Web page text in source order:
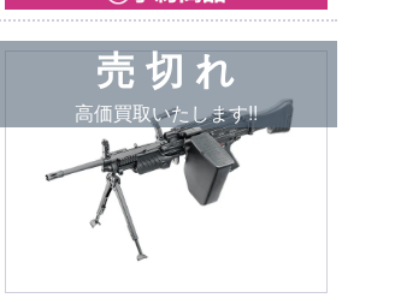
売 切 れ
高価買取いたします!!